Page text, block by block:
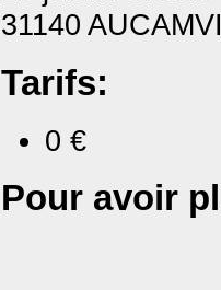
31140
Tarifs:
0 €
Pour avoir